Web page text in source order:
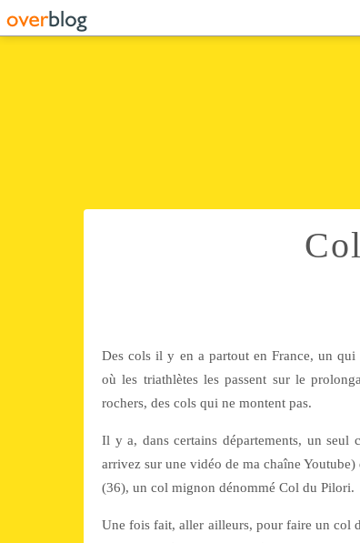
Des cols il y en a partout en France, un
où les triathlètes les passent sur le
rochers, des cols qui ne montent pas.
Il y a, dans certains départements, un
arrivez sur une vidéo de ma chaîne
(36), un col mignon dénommé Col du Pilori.
Une fois fait, aller ailleurs, pour faire un col